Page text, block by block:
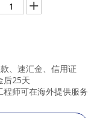
、速汇金、信用证
后25天
程师可在海外提供服务